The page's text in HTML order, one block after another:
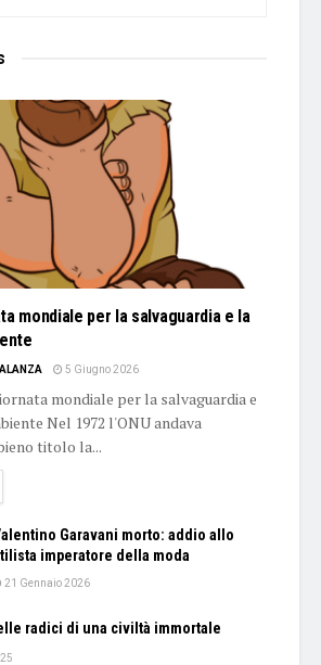
mondiale per la salvaguardia e la
5 Giugno 2026
mondiale per la salvaguardia e
Nel 1972 l'ONU andava
titolo la...
Garavani morto: addio allo
imperatore della moda
21 Gennaio 2026
radici di una civiltà immortale